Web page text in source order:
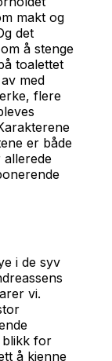
makt og
det
å stenge
toalettet
med
flere
er både
allerede
i de syv
vi.
blikk for
å kjenne